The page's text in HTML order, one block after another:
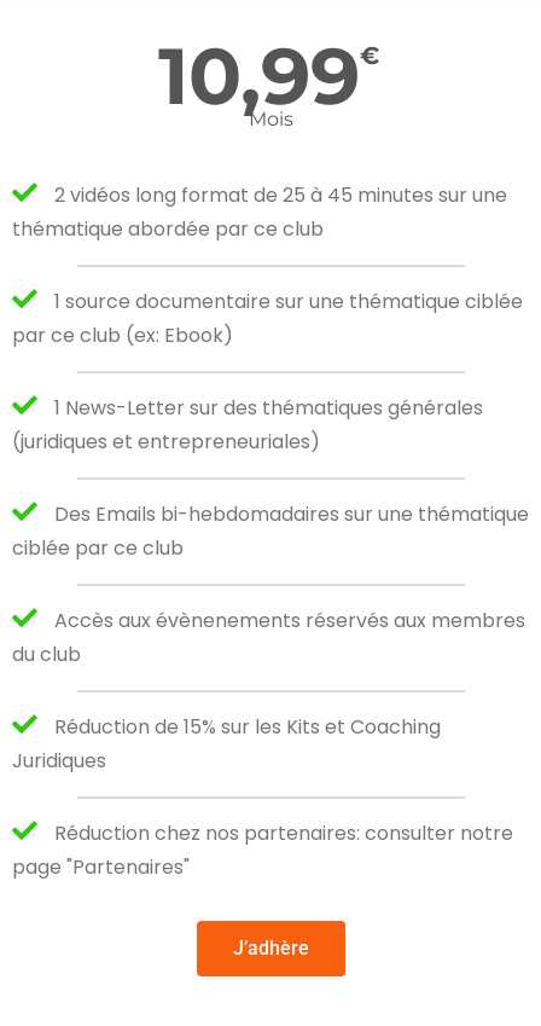
10,99€
Mois
2 vidéos long format de 25 à 45 minutes sur une
thématique abordée par ce club
1 source documentaire sur une thématique ciblée
par ce club (ex: Ebook)
1 News-Letter sur des thématiques générales
(juridiques et entrepreneuriales)
Des Emails bi-hebdomadaires sur une thématique
ciblée par ce club
Accès aux évènenements réservés aux membres
du club
Réduction de 15% sur les Kits et Coaching
Juridiques
Réduction chez nos partenaires: consulter notre
page "Partenaires"
J’adhère